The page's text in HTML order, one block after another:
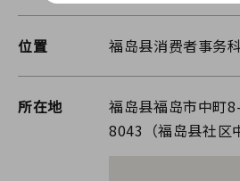
位置 福岛县消费者事务
所在地
福岛县福岛市中町
8043（福岛县社区